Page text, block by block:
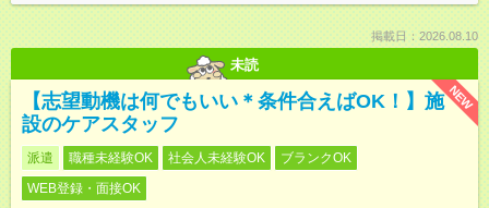
掲載日：2026.08.10
未読
NEW
【志望動機は何でもいい＊条件合えばOK！】施
設のケアスタッフ
派遣 職種未経験OK 社会人未経験OK
ブランクOK
WEB登録・面接OK